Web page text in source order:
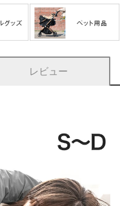
レビュー